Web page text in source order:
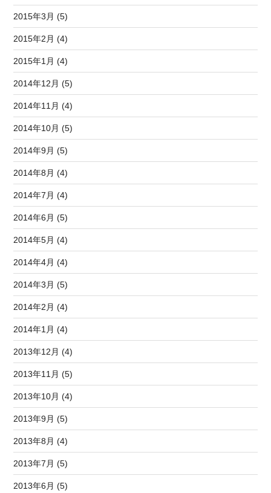
2015年3月 (5)
2015年2月 (4)
2015年1月 (4)
2014年12月 (5)
2014年11月 (4)
2014年10月 (5)
2014年9月 (5)
2014年8月 (4)
2014年7月 (4)
2014年6月 (5)
2014年5月 (4)
2014年4月 (4)
2014年3月 (5)
2014年2月 (4)
2014年1月 (4)
2013年12月 (4)
2013年11月 (5)
2013年10月 (4)
2013年9月 (5)
2013年8月 (4)
2013年7月 (5)
2013年6月 (5)